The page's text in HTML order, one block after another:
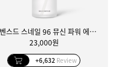
어드벤스드 스네일 96 뮤신 파워 에센스 100ml
23,000원
+6,632 Review